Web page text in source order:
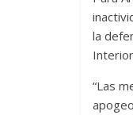
la
“Las
Terror
14 marzo, 2026